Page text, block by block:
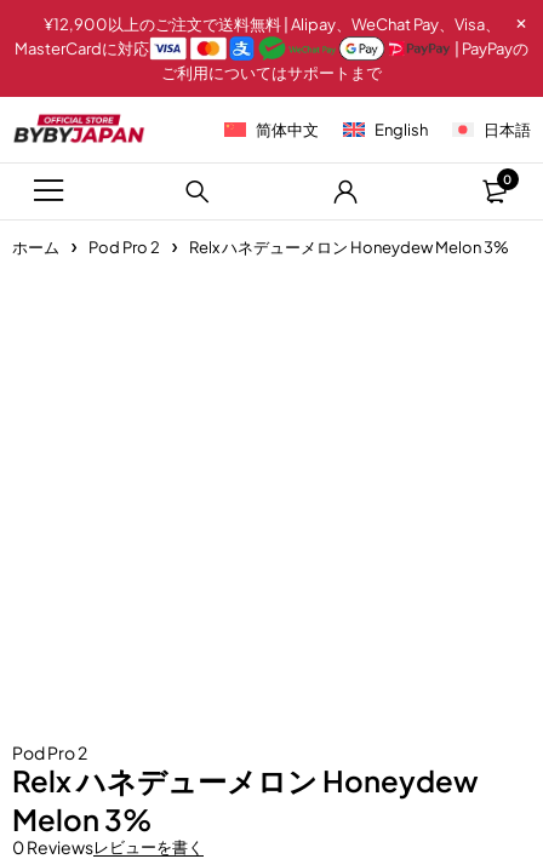
¥12,900以上のご注文で送料無料 | Alipay、WeChat Pay、Visa、
MasterCardに対応
| PayPayの
ご利用についてはサポートまで
简体中文 English 日本語
0
ホーム Pod Pro 2 Relx ハネデューメロン Honeydew Melon 3%
Pod Pro 2
Relx ハネデューメロン Honeydew
Melon 3%
0 Reviewsレビューを書く